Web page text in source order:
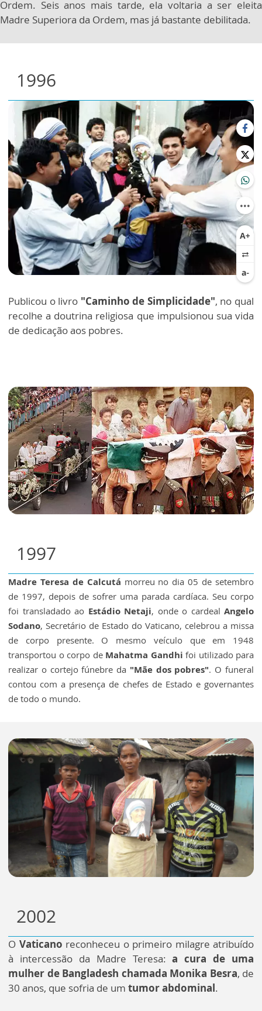
Ordem. Seis anos mais tarde, ela voltaria a ser eleita
Madre Superiora da Ordem, mas já bastante debilitada.
1996
Publicou o livro "Caminho de Simplicidade", no qual
recolhe a doutrina religiosa que impulsionou sua vida
de dedicação aos pobres.
1997
Madre Teresa de Calcutá morreu no dia 05 de setembro
de 1997, depois de sofrer uma parada cardíaca. Seu corpo
foi transladado ao Estádio Netaji, onde o cardeal Angelo
Sodano, Secretário de Estado do Vaticano, celebrou a missa
de corpo presente. O mesmo veículo que em 1948
transportou o corpo de Mahatma Gandhi foi utilizado para
realizar o cortejo fúnebre da "Mãe dos pobres". O funeral
contou com a presença de chefes de Estado e governantes
de todo o mundo.
2002
O Vaticano reconheceu o primeiro milagre atribuído
à intercessão da Madre Teresa:a cura de uma
mulher de Bangladesh chamada Monika Besra, de
30 anos, que sofria de um tumor abdominal.